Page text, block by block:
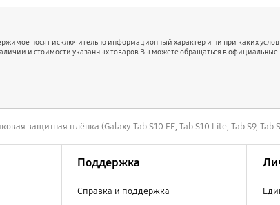
носят исключительно информационный характер и ни при каких
и стоимости указанных товаров Вы можете обращаться в официальные
защитная плёнка (Galaxy Tab S10 FE, Tab S10 Lite, Tab S9, Tab
Поддержка
Справка и поддержка